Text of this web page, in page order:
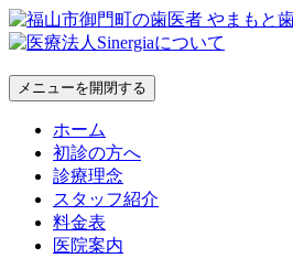
メニューを開閉する
ホーム
初診の方へ
診療理念
スタッフ紹介
料金表
医院案内